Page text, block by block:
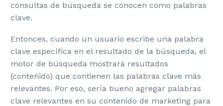
consultas de búsqueda se conocen como palabras
clave.
Entonces, cuando un usuario escribe una palabra
clave específica en el resultado de la búsqueda, el
motor de búsqueda mostrará resultados
(contenido) que contienen las palabras clave más
relevantes. Por eso, sería bueno agregar palabras
clave relevantes en su contenido de marketing para